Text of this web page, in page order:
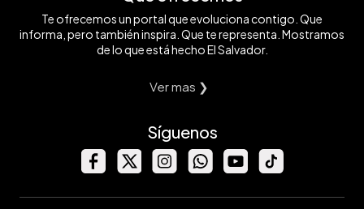
Te ofrecemos un portal que evoluciona contigo. Que
informa, pero también inspira. Que te representa. Mostramos
de lo que está hecho El Salvador.
Ver mas ❯
Síguenos